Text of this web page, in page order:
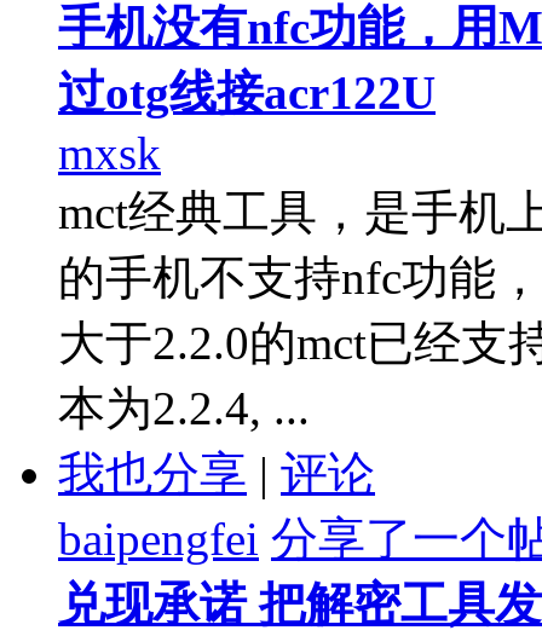
手机没有nfc功能，用
过otg线接acr122U
mxsk
mct经典工具，是手机
的手机不支持nfc功能
大于2.2.0的mct已经支
本为2.2.4, ...
我也分享 | 评论
baipengfei 分享了一个
兑现承诺 把解密工具